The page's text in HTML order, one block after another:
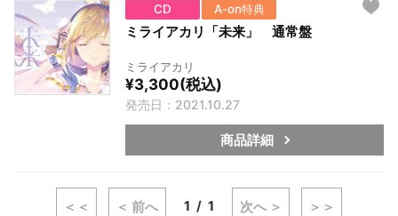
CD A-on特典
ミライアカリ「未来」 通常盤
ミライアカリ
¥3,300(税込)
発売日：2021.10.27
商品詳細
＜＜ ＜ 前へ 1 1 次へ ＞ ＞＞